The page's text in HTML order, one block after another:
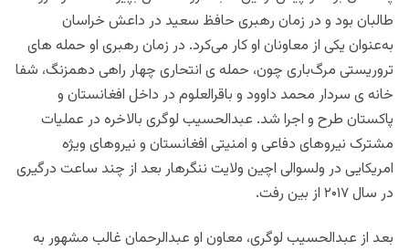
طالبان بود و در زمان رهبری حافظ سعید در داعش خراسان
به‌عنوان یکی از معاونان او کار می‌کرد. در زمان رهبری او حمله های
تروریستی مرگ‌باری چون، حمله ی انتحاری چهار راهی دهمزنگ، شفا
خانه ی سردار محمد داوود و باقرالعلوم در داخل افغانستان و
پاکستان طرح و اجرا شد. عبدالحسیب لوگری بالاخره در عملیات
مشترک نیروهای دفاعی و امنیتی افغانستان و نیروهای ویژه
امریکایی در ولسوالی اچین ولایت ننگرهار بعد از چند ساعت درگیری
در سال ۲۰۱۷ از بین رفت.
بعد از عبدالحسیب لوگری، معاون او عبدالرحمان غالب مشهور به